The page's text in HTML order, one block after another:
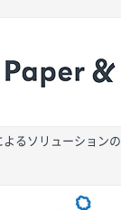
るソリューション